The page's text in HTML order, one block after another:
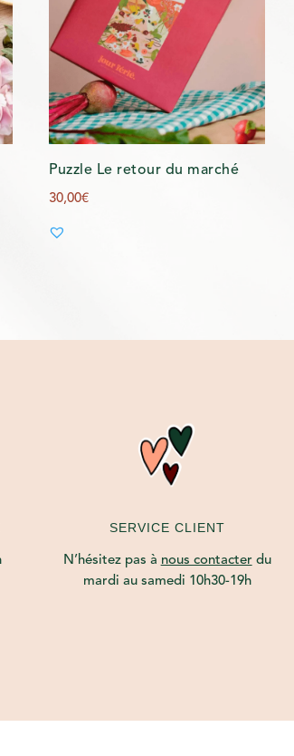
Puzzle Le retour du marché
30,00€
SERVICE CLIENT
N’hésitez pas à nous contacter du
mardi au samedi 10h30-19h